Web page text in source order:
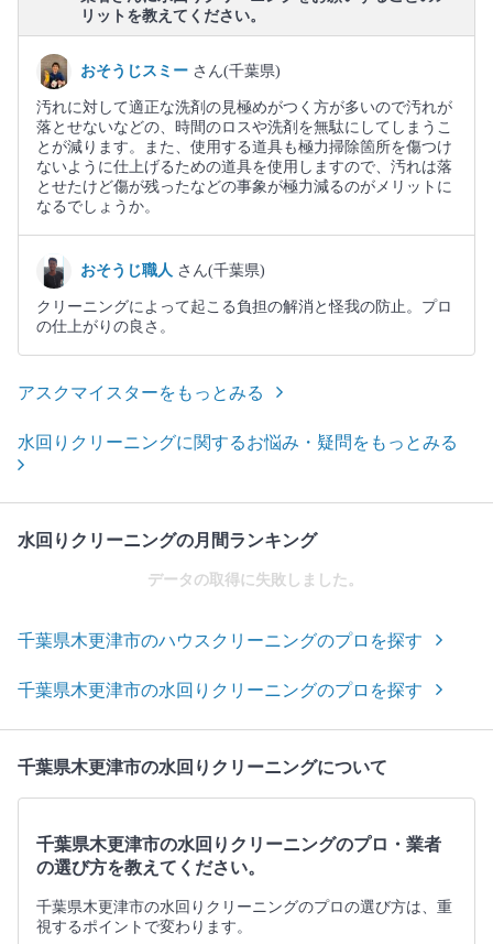
リットを教えてください。
おそうじスミー さん(千葉県)
汚れに対して適正な洗剤の見極めがつく方が多いので汚れが
落とせないなどの、時間のロスや洗剤を無駄にしてしまうこ
とが減ります。また、使用する道具も極力掃除箇所を傷つけ
ないように仕上げるための道具を使用しますので、汚れは落
とせたけど傷が残ったなどの事象が極力減るのがメリットに
なるでしょうか。
おそうじ職人 さん(千葉県)
クリーニングによって起こる負担の解消と怪我の防止。プロ
の仕上がりの良さ。
アスクマイスターをもっとみる
水回りクリーニングに関するお悩み・疑問をもっとみる
水回りクリーニングの月間ランキング
データの取得に失敗しました。
千葉県木更津市のハウスクリーニングのプロを探す
千葉県木更津市の水回りクリーニングのプロを探す
千葉県木更津市の水回りクリーニングについて
千葉県木更津市の水回りクリーニングのプロ・業者
の選び方を教えてください。
千葉県木更津市の水回りクリーニングのプロの選び方は、重
視するポイントで変わります。